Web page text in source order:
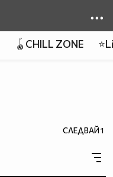
🪀CHILL ZONE
СЛЕДВАЙ1